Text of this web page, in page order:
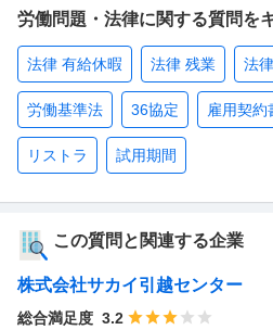
労働問題・法律に関する質問を
法律 有給休暇 法律 残業 法
労働基準法 36協定 雇用契約
リストラ 試用期間
この質問と関連する企業
株式会社サカイ引越センター
総合満足度 3.2